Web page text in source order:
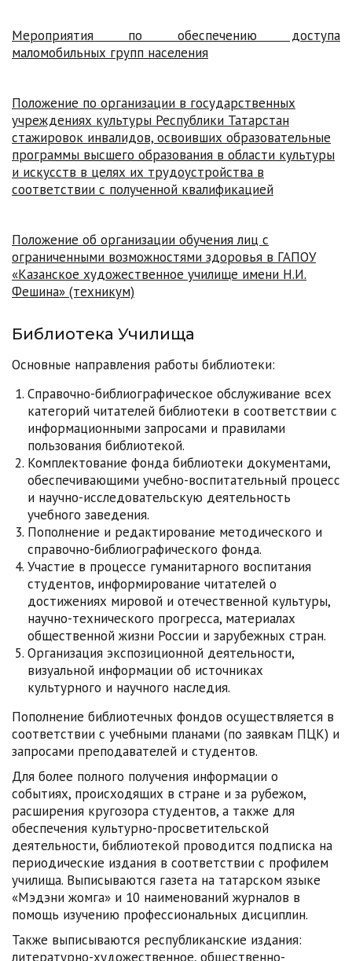
Мероприятия по обеспечению доступа
маломобильных групп населения
Положение по организации в государственных
учреждениях культуры Республики Татарстан
стажировок инвалидов, освоивших образовательные
программы высшего образования в области культуры
и искусств в целях их трудоустройства в
соответствии с полученной квалификацией
Положение об организации обучения лиц с
ограниченными возможностями здоровья в ГАПОУ
«Казанское художественное училище имени Н.И.
Фешина» (техникум)
Библиотека Училища
Основные направления работы библиотеки:
Справочно-библиографическое обслуживание всех
категорий читателей библиотеки в соответствии с
информационными запросами и правилами
пользования библиотекой.
Комплектование фонда библиотеки документами,
обеспечивающими учебно-воспитательный процесс
и научно-исследовательскую деятельность
учебного заведения.
Пополнение и редактирование методического и
справочно-библиографического фонда.
Участие в процессе гуманитарного воспитания
студентов, информирование читателей о
достижениях мировой и отечественной культуры,
научно-технического прогресса, материалах
общественной жизни России и зарубежных стран.
Организация экспозиционной деятельности,
визуальной информации об источниках
культурного и научного наследия.
Пополнение библиотечных фондов осуществляется в
соответствии с учебными планами (по заявкам ПЦК) и
запросами преподавателей и студентов.
Для более полного получения информации о
событиях, происходящих в стране и за рубежом,
расширения кругозора студентов, а также для
обеспечения культурно-просветительской
деятельности, библиотекой проводится подписка на
периодические издания в соответствии с профилем
училища. Выписываются газета на татарском языке
«Мэдэни жомга» и 10 наименований журналов в
помощь изучению профессиональных дисциплин.
Также выписываются республиканские издания:
литературно-художественное, общественно-